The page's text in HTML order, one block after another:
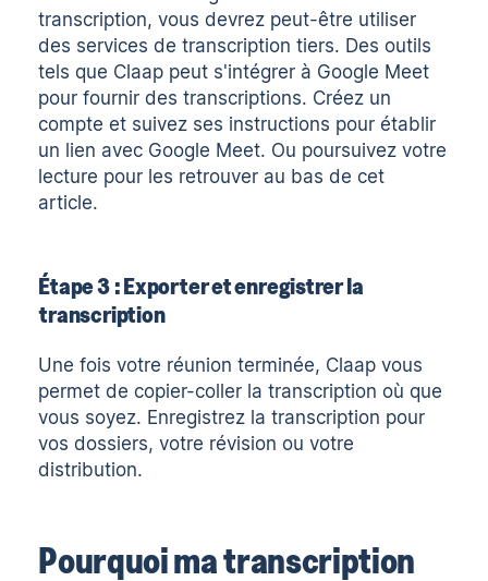
transcription, vous devrez peut-être utiliser
des services de transcription tiers. Des outils
tels que Claap peut s'intégrer à Google Meet
pour fournir des transcriptions. Créez un
compte et suivez ses instructions pour établir
un lien avec Google Meet. Ou poursuivez votre
lecture pour les retrouver au bas de cet
article.
Étape 3 : Exporter et enregistrer la
transcription
Une fois votre réunion terminée, Claap vous
permet de copier-coller la transcription où que
vous soyez. Enregistrez la transcription pour
vos dossiers, votre révision ou votre
distribution.
Pourquoi ma transcription